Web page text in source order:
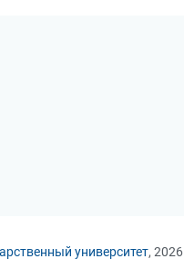
университет, 2026